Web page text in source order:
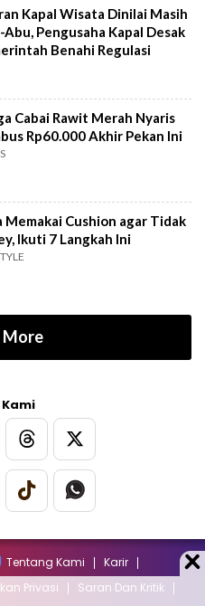
Kapal Wisata Dinilai Masih
Pengusaha Kapal Desak
Benahi Regulasi
Cabai Rawit Merah Nyaris
Rp60.000 Akhir Pekan Ini
Memakai Cushion agar Tidak
Ikuti 7 Langkah Ini
More
Tentang Kami
Karir
Privasi
Saran Dan Kritik